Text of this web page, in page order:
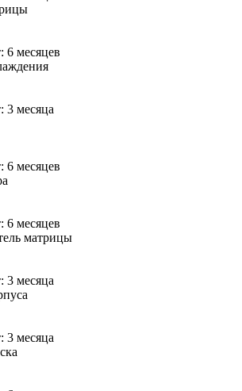
6 месяцев
3 месяца
6 месяцев
6 месяцев
матрицы
3 месяца
3 месяца